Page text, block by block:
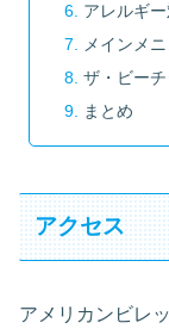
アレルギ
メインメ
ザ・ビー
まとめ
アクセス
アメリカンビレ